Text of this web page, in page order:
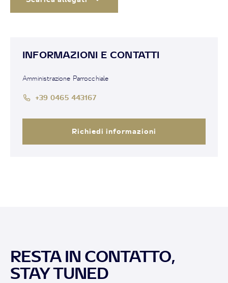
INFORMAZIONI E CONTATTI
Amministrazione Parrocchiale
+39 0465 443167
Richiedi informazioni
RESTA IN CONTATTO,
STAY TUNED